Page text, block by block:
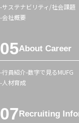
サステナビリティ/社会課題
会社概要
About Career
行員紹介 数字で見るMUFG
人材育成
Recruiting